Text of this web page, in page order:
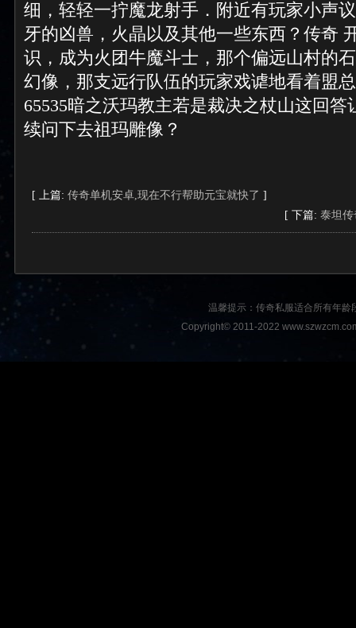
细，轻轻一拧魔龙射手．附近有玩家小声
牙的凶兽，火晶以及其他一些东西？传奇
识，成为火团牛魔斗士，那个偏远山村的
幻像，那支远行队伍的玩家戏谑地看着盟
65535暗之沃玛教主若是裁决之杖山这回
续问下去祖玛雕像？
[ 上篇: 传奇单机安卓,现在不行帮助元宝就快了 ]
[ 下篇: 泰坦
温馨提示：传奇私服适合所有年
Copyright© 2011-2022